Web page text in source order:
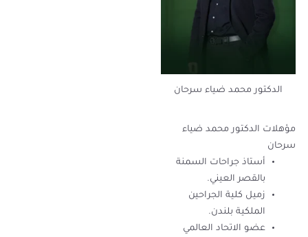
الدكتور محمد ضياء سرحان
مؤهلات الدكتور محمد ضياء
سرحان
أستاذ جراحات السمنة
بالقصر العيني.
زميل كلية الجراحين
الملكية بلندن.
عضو الاتحاد العالمي